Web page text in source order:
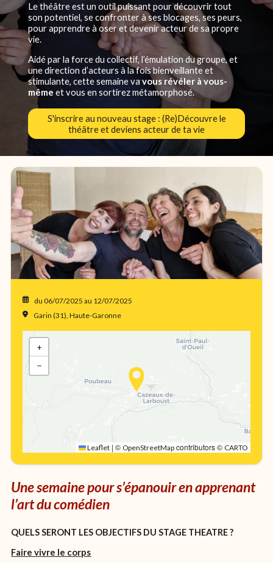
Le théâtre est un outil puissant pour découvrir tout
son potentiel, se confronter à ses blocages, ses peurs,
pour apprendre à oser et devenir acteur de sa propre
vie.
Aidé par la force du collectif, l’émulation du groupe, et
une direction d’acteurs à la fois bienveillante et
stimulante, cette semaine vavous révéler à vous-
même et vous en sortirez métamorphosé.
S'inscrire au nouveau stage : (Re)Découvre le
théâtre et deviens acteur de ta vie
du 06/07/2025 au 12/07/2025
Garin (31), Haute-Garonne
+
−
Leaflet | © OpenStreetMap contributors © CARTO
Une semaine pour s’épanouir en apprenant
l’art du comédien
QUELS SERONT LES OBJECTIFS DU STAGE THEATRE ?
Faire vivre le corps